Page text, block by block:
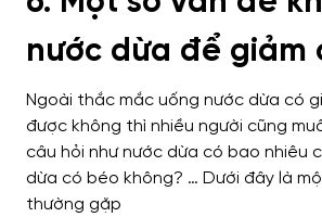
nước dừa để giảm
Ngoài thắc mắc uống nước dừa có
được không thì nhiều người cũng
câu hỏi như nước dừa có bao nhiêu
dừa có béo không? … Dưới đây là
thường gặp